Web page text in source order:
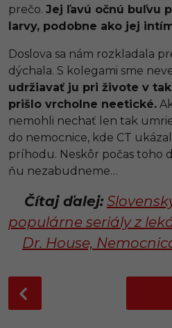
prečo. Jej ľavú očnú buľvu
larvy, podobne ako jej
Doslova sa nám rozkladala
dýchala. S kolegami sme
udržiavať ju pri živote v
prišlo vrcholne neetické.
nemohli nechať len tak
do nemocnice, kde CT
príhodu. Neskôr počas toho
ňu nezabudneme…
Čítaj ďalej:
populárne seriály z
Dr. House,
o